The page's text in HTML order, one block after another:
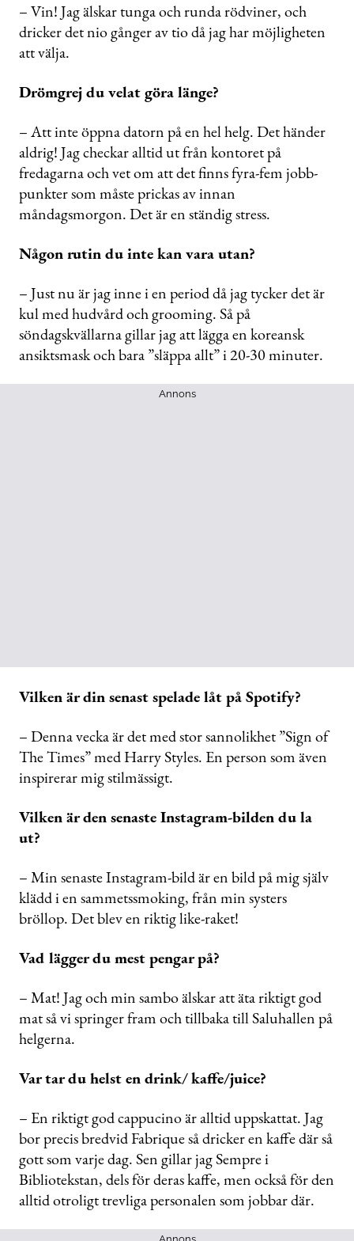
– Vin! Jag älskar tunga och runda rödviner, och
dricker det nio gånger av tio då jag har möjligheten
att välja.
Drömgrej du velat göra länge?
– Att inte öppna datorn på en hel helg. Det händer
aldrig! Jag checkar alltid ut från kontoret på
fredagarna och vet om att det finns fyra-fem jobb-
punkter som måste prickas av innan
måndagsmorgon. Det är en ständig stress.
Någon rutin du inte kan vara utan?
– Just nu är jag inne i en period då jag tycker det är
kul med hudvård och grooming. Så på
söndagskvällarna gillar jag att lägga en koreansk
ansiktsmask och bara ”släppa allt” i 20-30 minuter.
Annons
Vilken är din senast spelade låt på Spotify?
– Denna vecka är det med stor sannolikhet ”Sign of
The Times” med Harry Styles. En person som även
inspirerar mig stilmässigt.
Vilken är den senaste Instagram-bilden du la
ut?
– Min senaste Instagram-bild är en bild på mig själv
klädd i en sammetssmoking, från min systers
bröllop. Det blev en riktig like-raket!
Vad lägger du mest pengar på?
– Mat! Jag och min sambo älskar att äta riktigt god
mat så vi springer fram och tillbaka till Saluhallen på
helgerna.
Var tar du helst en drink/ kaffe/juice?
– En riktigt god cappucino är alltid uppskattat. Jag
bor precis bredvid Fabrique så dricker en kaffe där så
gott som varje dag. Sen gillar jag Sempre i
Bibliotekstan, dels för deras kaffe, men också för den
alltid otroligt trevliga personalen som jobbar där.